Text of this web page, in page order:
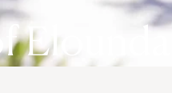
Elounda